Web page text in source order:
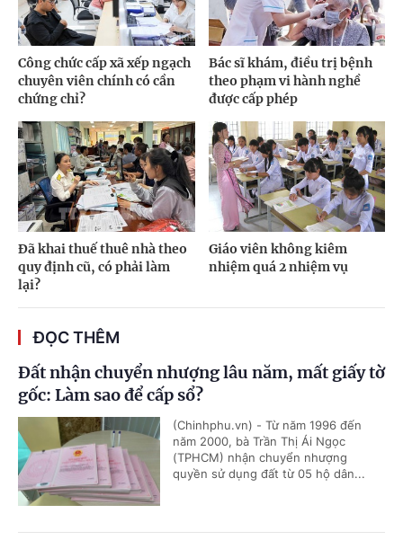
Công chức cấp xã xếp ngạch
chuyên viên chính có cần
chứng chỉ?
Bác sĩ khám, điều trị bệnh
theo phạm vi hành nghề
được cấp phép
Đã khai thuế thuê nhà theo
quy định cũ, có phải làm
lại?
Giáo viên không kiêm
nhiệm quá 2 nhiệm vụ
ĐỌC THÊM
Đất nhận chuyển nhượng lâu năm, mất giấy tờ
gốc: Làm sao để cấp sổ?
(Chinhphu.vn) - Từ năm 1996 đến
năm 2000, bà Trần Thị Ái Ngọc
(TPHCM) nhận chuyển nhượng
quyền sử dụng đất từ 05 hộ dân...